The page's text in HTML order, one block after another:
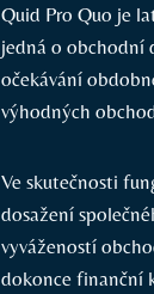
Quid Pro Quo je
jedná o obchodní
očekávání
výhodných
Ve skutečnosti
dosažení
vyvážeností
dokonce finanční